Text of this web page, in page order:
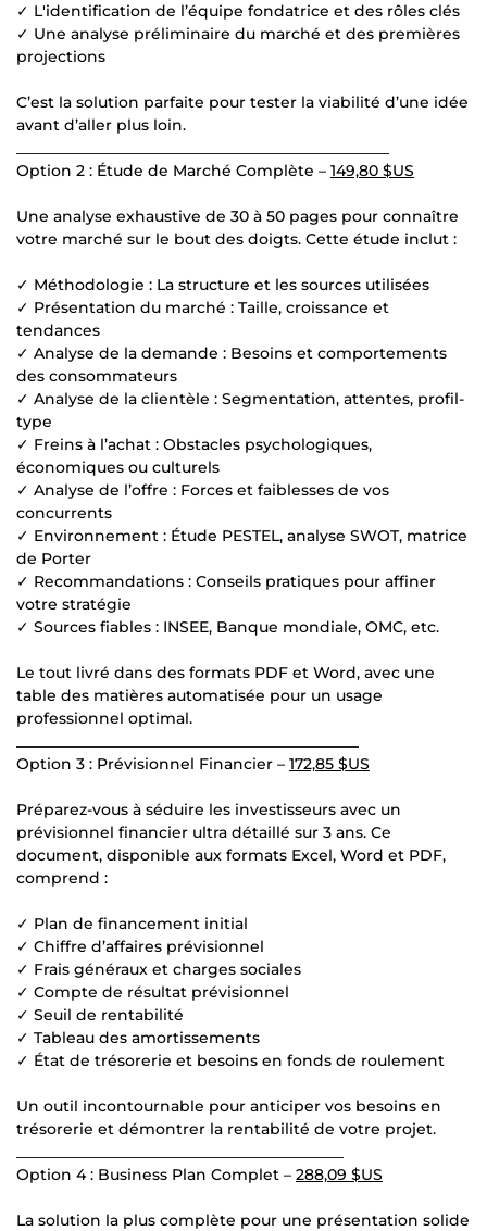
✓ L'identification de l’équipe fondatrice et des rôles clés
✓ Une analyse préliminaire du marché et des premières
projections
C’est la solution parfaite pour tester la viabilité d’une idée
avant d’aller plus loin.
Option 2 : Étude de Marché Complète – 149,80 $US
Une analyse exhaustive de 30 à 50 pages pour connaître
votre marché sur le bout des doigts. Cette étude inclut :
✓ Méthodologie : La structure et les sources utilisées
✓ Présentation du marché : Taille, croissance et
tendances
✓ Analyse de la demande : Besoins et comportements
des consommateurs
✓ Analyse de la clientèle : Segmentation, attentes, profil-
type
✓ Freins à l’achat : Obstacles psychologiques,
économiques ou culturels
✓ Analyse de l’offre : Forces et faiblesses de vos
concurrents
✓ Environnement : Étude PESTEL, analyse SWOT, matrice
de Porter
✓ Recommandations : Conseils pratiques pour affiner
votre stratégie
✓ Sources fiables : INSEE, Banque mondiale, OMC, etc.
Le tout livré dans des formats PDF et Word, avec une
table des matières automatisée pour un usage
professionnel optimal.
Option 3 : Prévisionnel Financier – 172,85 $US
Préparez-vous à séduire les investisseurs avec un
prévisionnel financier ultra détaillé sur 3 ans. Ce
document, disponible aux formats Excel, Word et PDF,
comprend :
✓ Plan de financement initial
✓ Chiffre d’affaires prévisionnel
✓ Frais généraux et charges sociales
✓ Compte de résultat prévisionnel
✓ Seuil de rentabilité
✓ Tableau des amortissements
✓ État de trésorerie et besoins en fonds de roulement
Un outil incontournable pour anticiper vos besoins en
trésorerie et démontrer la rentabilité de votre projet.
Option 4 : Business Plan Complet – 288,09 $US
La solution la plus complète pour une présentation solide